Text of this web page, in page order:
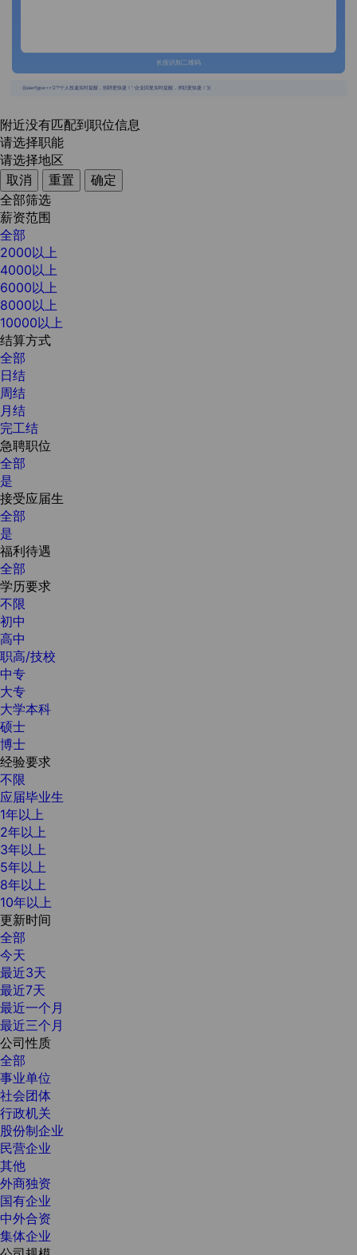
长按识别二维码
{{usertype=='2'?'个人投递实时提醒，招聘更快捷！':'企业回复实时提醒，求职更快捷！'}}
附近没有匹配到职位信息
请选择职能
请选择地区
取消
重置
确定
全部筛选
薪资范围
全部
2000以上
4000以上
6000以上
8000以上
10000以上
结算方式
全部
日结
周结
月结
完工结
急聘职位
全部
是
接受应届生
全部
是
福利待遇
全部
学历要求
不限
初中
高中
职高/技校
中专
大专
大学本科
硕士
博士
经验要求
不限
应届毕业生
1年以上
2年以上
3年以上
5年以上
8年以上
10年以上
更新时间
全部
今天
最近3天
最近7天
最近一个月
最近三个月
公司性质
全部
事业单位
社会团体
行政机关
股份制企业
民营企业
其他
外商独资
国有企业
中外合资
集体企业